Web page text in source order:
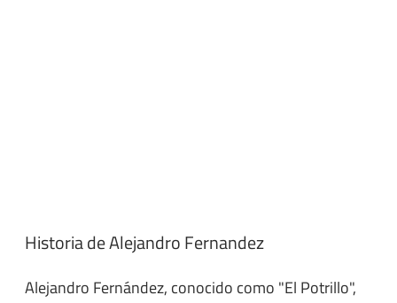
Historia de Alejandro Fernandez
Alejandro Fernández, conocido como "El Potrillo",